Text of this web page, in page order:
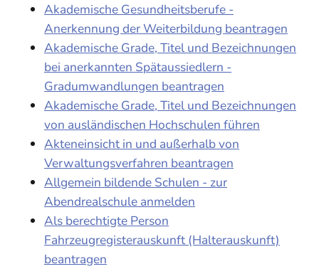
Akademische Gesundheitsberufe -
Anerkennung der Weiterbildung beantragen
Akademische Grade, Titel und Bezeichnungen
bei anerkannten Spätaussiedlern -
Gradumwandlungen beantragen
Akademische Grade, Titel und Bezeichnungen
von ausländischen Hochschulen führen
Akteneinsicht in und außerhalb von
Verwaltungsverfahren beantragen
Allgemein bildende Schulen - zur
Abendrealschule anmelden
Als berechtigte Person
Fahrzeugregisterauskunft (Halterauskunft)
beantragen